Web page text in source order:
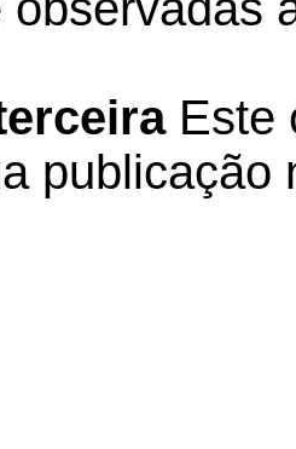
Este
publicação